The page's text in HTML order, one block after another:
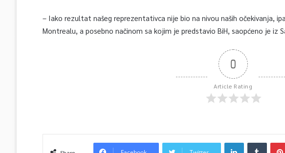
– Iako rezultat našeg reprezentativca nije bio na nivou naših očekivanja,
Montrealu, a posebno načinom sa kojim je predstavio BiH, saopćeno je iz
0
Article Rating